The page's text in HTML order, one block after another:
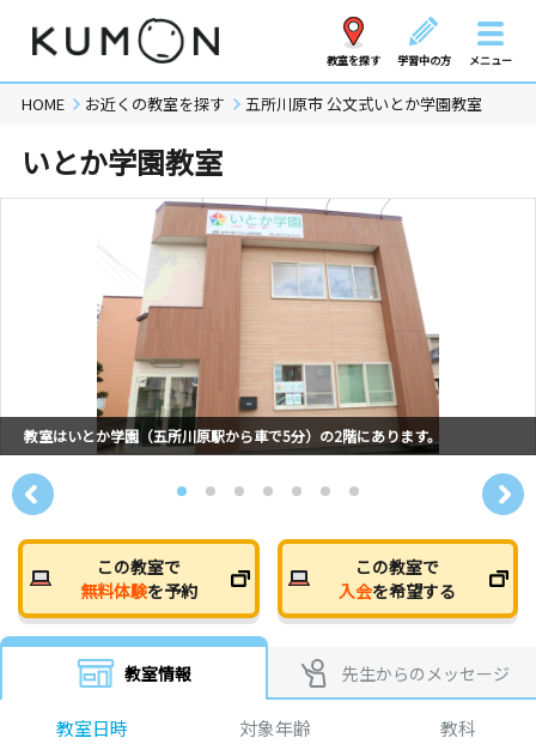
教室を探す 学習中の方 メニュー
HOME お近くの教室を探す 五所川原市 公文式いとか学園教室
いとか学園教室
教室はいとか学園（五所川原駅から車で5分）の2階にあります。
この教室で
無料体験を予約
この教室で
入会を希望する
教室情報 先生からのメッセージ
教室日時 対象年齢 教科